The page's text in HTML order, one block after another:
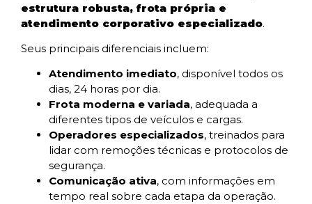
estrutura robusta, frota própria e
atendimento corporativo especializado.
Seus principais diferenciais incluem:
Atendimento imediato, disponível todos os
dias, 24 horas por dia.
Frota moderna e variada, adequada a
diferentes tipos de veículos e cargas.
Operadores especializados, treinados para
lidar com remoções técnicas e protocolos de
segurança.
Comunicação ativa, com informações em
tempo real sobre cada etapa da operação.